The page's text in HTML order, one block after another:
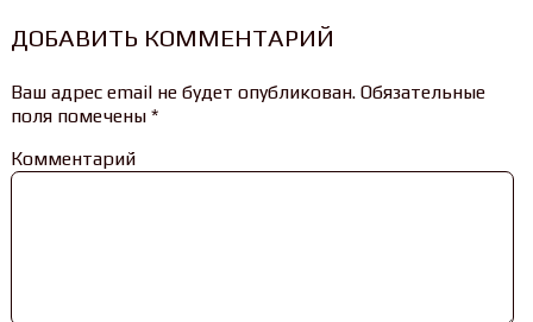
ДОБАВИТЬ КОММЕНТАРИЙ
Ваш адрес email не будет опубликован.Обязательные
поля помечены *
Комментарий